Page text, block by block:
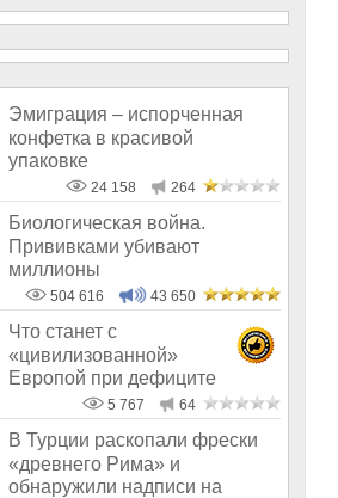
Эмиграция – испорченная
конфетка в красивой
упаковке
24 158 264
Биологическая война.
Прививками убивают
миллионы
504 616 43 650
Что станет с
«цивилизованной»
Европой при дефиците
5 767 64
В Турции раскопали фрески
«древнего Рима» и
обнаружили надписи на